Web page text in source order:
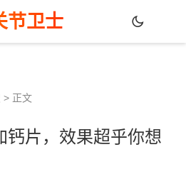
节卫士
> 正文
钙片，效果超乎你想